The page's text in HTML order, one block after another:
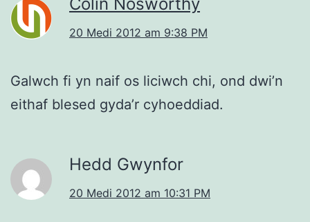
20 Medi 2012 am 9:38 PM
Galwch fi yn naif os liciwch chi, ond dwi’n
eithaf blesed gyda’r cyhoeddiad.
Hedd Gwynfor
20 Medi 2012 am 10:31 PM